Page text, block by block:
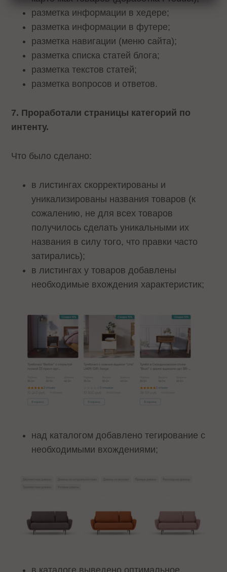
разметка информации в хедере;
разметка информации в футере;
разметка навигации (меню сайта);
разметка списка статей блога;
разметка текстов статей;
разметка вопросов и ответов.
7. Проработали страницы категорий по
интенту.
Что было сделано:
в листингах скорректированы и
уникализированы названия товаров (к
сожалению, не для всех товаров
получилось сделать уникальными их
названия в силу того, что правки часто
затирались);
в листингах у товаров добавлены
необходимые вхождения характеристик;
над каталогом добавлено тегирование с
необходимыми вхождениями;
в каталоге выведено оптимальное